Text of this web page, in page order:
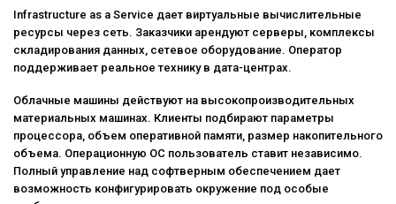
Infrastructure as a Service дает виртуальные вычислительные
ресурсы через сеть. Заказчики арендуют серверы, комплексы
складирования данных, сетевое оборудование. Оператор
поддерживает реальное технику в дата-центрах.
Облачные машины действуют на высокопроизводительных
материальных машинах. Клиенты подбирают параметры
процессора, объем оперативной памяти, размер накопительного
объема. Операционную ОС пользователь ставит независимо.
Полный управление над софтверным обеспечением дает
возможность конфигурировать окружение под особые